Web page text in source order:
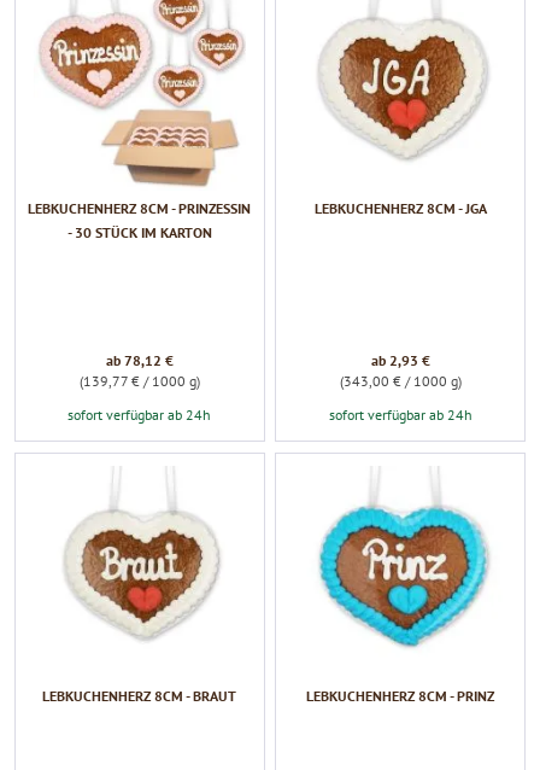
LEBKUCHENHERZ 8CM - PRINZESSIN
- 30 STÜCK IM KARTON
ab 78,12 €
(139,77 € / 1000 g)
sofort verfügbar ab 24h
LEBKUCHENHERZ 8CM - JGA
ab 2,93 €
(343,00 € / 1000 g)
sofort verfügbar ab 24h
LEBKUCHENHERZ 8CM - BRAUT LEBKUCHENHERZ 8CM - PRINZ